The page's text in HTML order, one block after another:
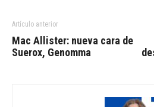
Artículo anterior
Mac Allister: nueva cara de
Suerox, Genomma